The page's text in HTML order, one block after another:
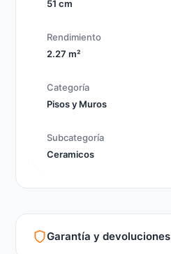
51 cm
Rendimiento
2.27 m²
Categoría
Pisos y Muros
Subcategoría
Ceramicos
Garantía y devoluciones